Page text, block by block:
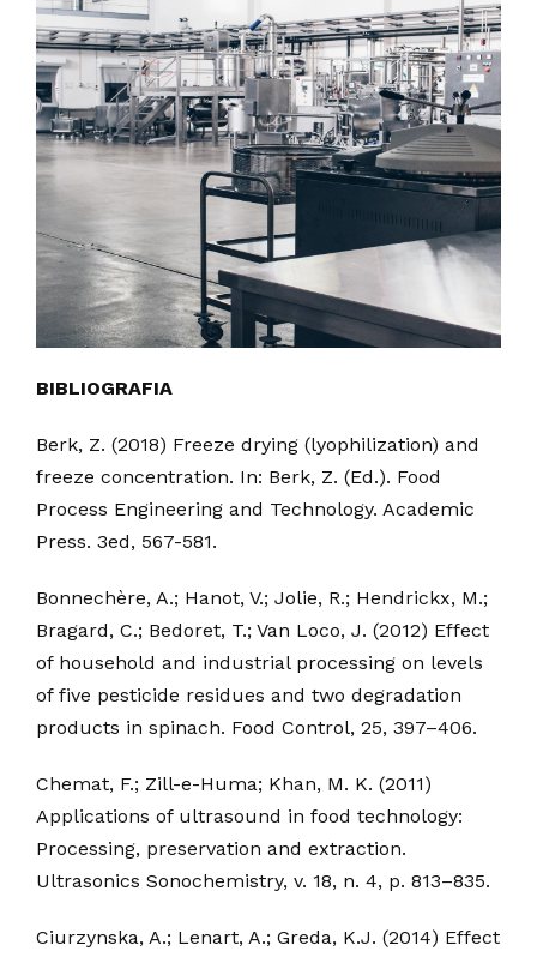
BIBLIOGRAFIA
Berk, Z. (2018) Freeze drying (lyophilization) and
freeze concentration. In: Berk, Z. (Ed.). Food
Process Engineering and Technology. Academic
Press. 3ed, 567-581.
Bonnechère, A.; Hanot, V.; Jolie, R.; Hendrickx, M.;
Bragard, C.; Bedoret, T.; Van Loco, J. (2012) Effect
of household and industrial processing on levels
of five pesticide residues and two degradation
products in spinach. Food Control, 25, 397–406.
Chemat, F.; Zill-e-Huma; Khan, M. K. (2011)
Applications of ultrasound in food technology:
Processing, preservation and extraction.
Ultrasonics Sonochemistry, v. 18, n. 4, p. 813–835.
Ciurzynska, A.; Lenart, A.; Greda, K.J. (2014) Effect